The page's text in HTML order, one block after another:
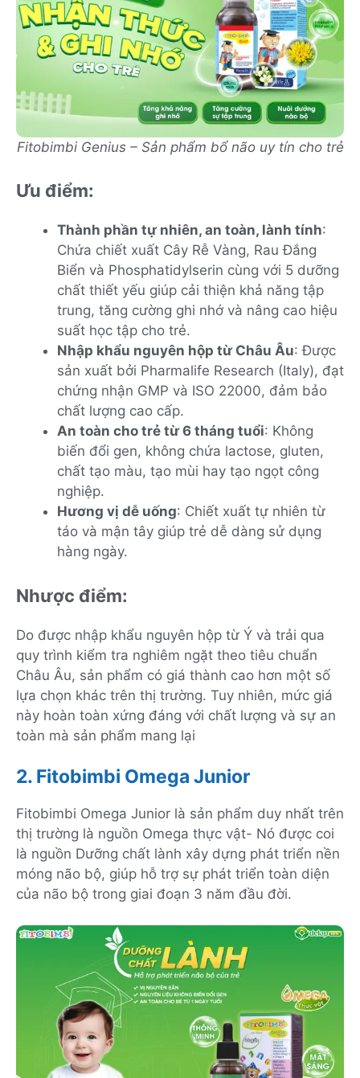
Fitobimbi Genius – Sản phẩm bổ não uy tín cho trẻ
Ưu điểm:
Thành phần tự nhiên, an toàn, lành tính:
Chứa chiết xuất Cây Rễ Vàng, Rau Đắng
Biển và Phosphatidylserin cùng với 5 dưỡng
chất thiết yếu giúp cải thiện khả năng tập
trung, tăng cường ghi nhớ và nâng cao hiệu
suất học tập cho trẻ.
Nhập khẩu nguyên hộp từ Châu Âu: Được
sản xuất bởi Pharmalife Research (Italy), đạt
chứng nhận GMP và ISO 22000, đảm bảo
chất lượng cao cấp.
An toàn cho trẻ từ 6 tháng tuổi: Không
biến đổi gen, không chứa lactose, gluten,
chất tạo màu, tạo mùi hay tạo ngọt công
nghiệp.
Hương vị dễ uống: Chiết xuất tự nhiên từ
táo và mận tây giúp trẻ dễ dàng sử dụng
hàng ngày.
Nhược điểm:
Do được nhập khẩu nguyên hộp từ Ý và trải qua
quy trình kiểm tra nghiêm ngặt theo tiêu chuẩn
Châu Âu, sản phẩm có giá thành cao hơn một số
lựa chọn khác trên thị trường. Tuy nhiên, mức giá
này hoàn toàn xứng đáng với chất lượng và sự an
toàn mà sản phẩm mang lại
2. Fitobimbi Omega Junior
Fitobimbi Omega Junior là sản phẩm duy nhất trên
thị trường là nguồn Omega thực vật- Nó được coi
là nguồn Dưỡng chất lành xây dựng phát triển nền
móng não bộ, giúp hỗ trợ sự phát triển toàn diện
của não bộ trong giai đoạn 3 năm đầu đời.